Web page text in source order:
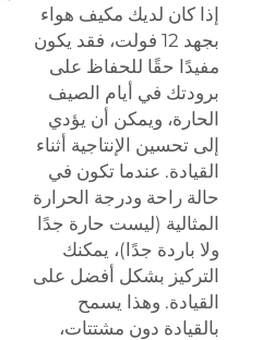
إذا كان لديك مكيف هواء
بجهد 12 فولت، فقد يكون
مفيدًا حقًا للحفاظ على
برودتك في أيام الصيف
الحارة، ويمكن أن يؤدي
إلى تحسين الإنتاجية أثناء
القيادة. عندما تكون في
حالة راحة ودرجة الحرارة
المثالية (ليست حارة جدًا
ولا باردة جدًا)، يمكنك
التركيز بشكل أفضل على
القيادة. وهذا يسمح
بالقيادة دون مشتتات،